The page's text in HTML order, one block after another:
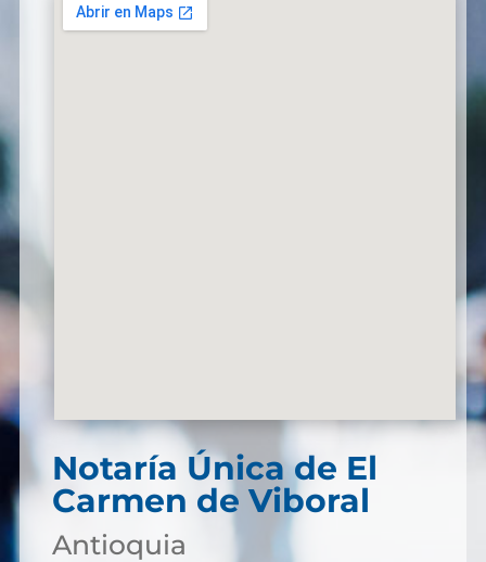
Notaría Única de El
Carmen de Viboral
Antioquia